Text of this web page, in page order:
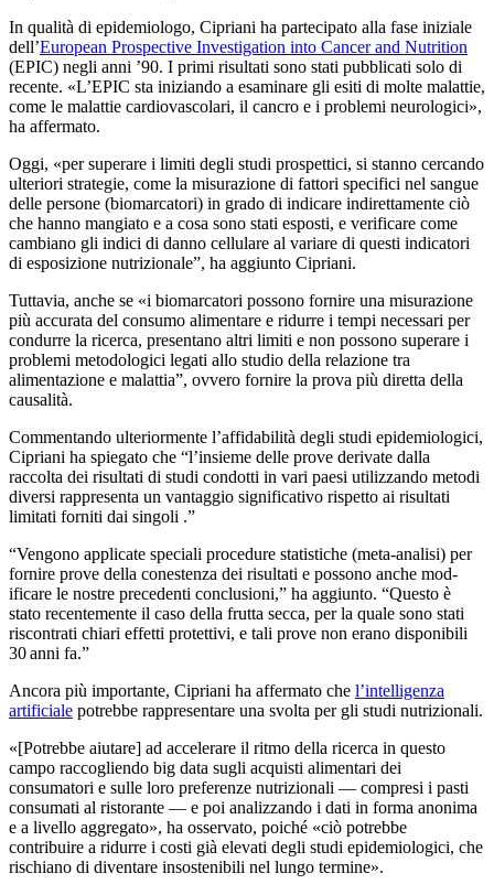
In qualità di epidemiologo, Cipriani ha partecipato alla fase iniziale
dell’European Prospective Investigation into Cancer and Nutrition
(EPIC) negli anni ’90. I primi risultati sono stati pubblicati solo di
recente. «L’EPIC sta iniziando a esaminare gli esiti di molte malattie,
come le malattie cardiovascolari, il cancro e i problemi neurologici»,
ha affermato.
Oggi, «per superare i limiti degli studi prospettici, si stanno cercando
ulteriori strategie, come la misurazione di fattori specifici nel sangue
delle persone (biomarcatori) in grado di indicare indirettamente ciò
che hanno mangiato e a cosa sono stati esposti, e verificare come
cambiano gli indici di danno cellulare al variare di questi indicatori
di esposizione nutrizionale”, ha aggiunto Cipriani.
Tuttavia, anche se «i biomarcatori possono fornire una misurazione
più accurata del consumo alimentare e ridurre i tempi necessari per
condurre la ricerca, presentano altri limiti e non possono superare i
problemi metodologici legati allo studio della relazione tra
alimentazione e malattia”, ovvero fornire la prova più diretta della
causalità.
Commentando ul­teri­or­men­te l’af­fi­da­bi­li­tà degli studi epi­demi­o­lo­gi­ci,
Cipriani ha spiegato che “l’insieme delle prove derivate dalla
raccolta dei risultati di studi condotti in vari paesi utilizzando metodi
diversi rappresenta un vantaggio significativo rispetto ai risultati
limitati forniti dai singoli .”
“Vengono applicate speciali pro­cedure sta­tis­ti­che (meta-an­ali­si) per
fornire pro­ve della co­ne­s­tenza dei risultati e possono anche mod­
ificare le nostre pre­cedenti conclusioni,” ha aggiunto. “Questo è
stato recentemente il caso della frutta secca, per la quale sono stati
riscontrati chiari effetti pro­tettivi, e tali prove non erano dis­po­ni­bi­li
30 anni fa.”
Ancora più importante, Cipriani ha affermato che l’intelligenza
artificiale potrebbe rappresentare una svolta per gli studi nutrizionali.
«[Potrebbe aiutare] ad accelerare il ritmo della ricerca in questo
campo raccogliendo big data sugli acquisti alimentari dei
consumatori e sulle loro preferenze nutrizionali — compresi i pasti
consumati al ristorante — e poi analizzando i dati in forma anonima
e a livello aggregato», ha osservato, poiché «ciò potrebbe
contribuire a ridurre i costi già elevati degli studi epidemiologici, che
rischiano di diventare insostenibili nel lungo termine».